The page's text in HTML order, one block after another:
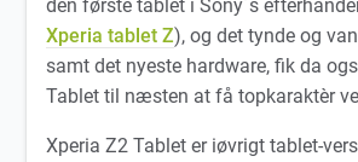
den første tablet i Sony´s
Xperia tablet Z), og det tynde og
samt det nyeste hardware, fik da
Tablet til næsten at få topkaraktèr
Xperia Z2 Tablet er iøvrigt tablet-